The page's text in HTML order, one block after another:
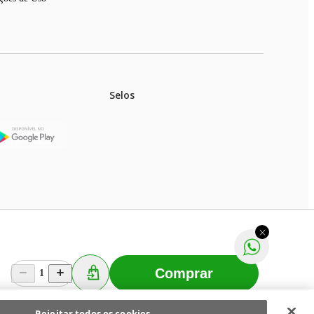
1 Comprar
Selos
na rede de lojas físicas.
prévio. Fast Shop S. A. CNPJ: 43.708.379/0001-
Fast Shop - Todos os direitos reservadosRF
Selecionar os Cookies